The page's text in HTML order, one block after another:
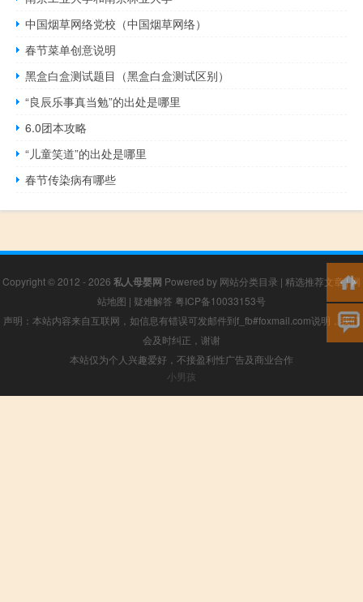
中国烟草网络党校（中国烟草网络）
春节菜单创意说明
黑盒白盒测试题目（黑盒白盒测试区别）
“良辰乐事真当勉”的出处是哪里
6.0团本攻略
“儿童笑道”的出处是哪里
春节传染病有哪些
Copyright © 2012 - 2026 私人母婴网 Powered by 网站分类目录 | 精选推荐文章|网
站地图 | 疑难解答 粤ICP备10033153号
声明：本站内容来自互联网，如信息有错误可发邮件到f_fb#foxmail.com说明，我们
会及时纠正，谢谢
本站仅为个人兴趣爱好，不接盈利性广告及商业合作
小男孩